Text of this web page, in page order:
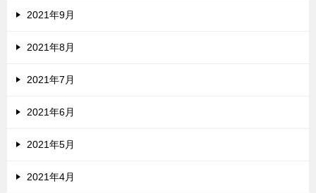
2021年9月
2021年8月
2021年7月
2021年6月
2021年5月
2021年4月